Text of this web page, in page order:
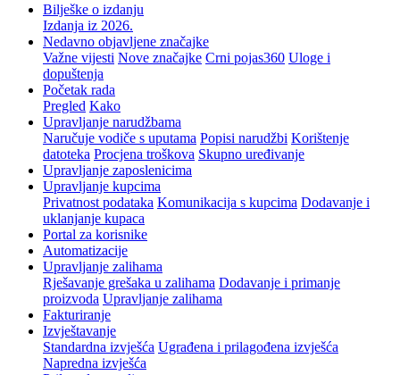
Bilješke o izdanju
Izdanja iz 2026.
Nedavno objavljene značajke
Važne vijesti Nove značajke Crni pojas360 Uloge i
dopuštenja
Početak rada
Pregled Kako
Upravljanje narudžbama
Naručuje vodiče s uputama Popisi narudžbi Korištenje
datoteka Procjena troškova Skupno uređivanje
Upravljanje zaposlenicima
Upravljanje kupcima
Privatnost podataka Komunikacija s kupcima Dodavanje i
uklanjanje kupaca
Portal za korisnike
Automatizacije
Upravljanje zalihama
Rješavanje grešaka u zalihama Dodavanje i primanje
proizvoda Upravljanje zalihama
Fakturiranje
Izvještavanje
Standardna izvješća Ugrađena i prilagođena izvješća
Napredna izvješća